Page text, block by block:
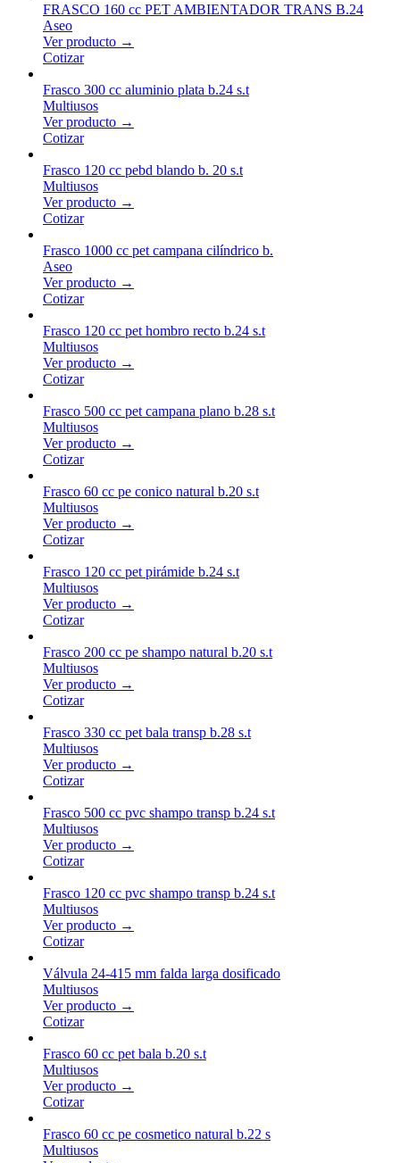
FRASCO 160 cc PET AMBIENTADOR TRANS B.24
Aseo
Ver producto →
Cotizar
Frasco 300 cc aluminio plata b.24 s.t
Multiusos
Ver producto →
Cotizar
Frasco 120 cc pebd blando b. 20 s.t
Multiusos
Ver producto →
Cotizar
Frasco 1000 cc pet campana cilíndrico b.
Aseo
Ver producto →
Cotizar
Frasco 120 cc pet hombro recto b.24 s.t
Multiusos
Ver producto →
Cotizar
Frasco 500 cc pet campana plano b.28 s.t
Multiusos
Ver producto →
Cotizar
Frasco 60 cc pe conico natural b.20 s.t
Multiusos
Ver producto →
Cotizar
Frasco 120 cc pet pirámide b.24 s.t
Multiusos
Ver producto →
Cotizar
Frasco 200 cc pe shampo natural b.20 s.t
Multiusos
Ver producto →
Cotizar
Frasco 330 cc pet bala transp b.28 s.t
Multiusos
Ver producto →
Cotizar
Frasco 500 cc pvc shampo transp b.24 s.t
Multiusos
Ver producto →
Cotizar
Frasco 120 cc pvc shampo transp b.24 s.t
Multiusos
Ver producto →
Cotizar
Válvula 24-415 mm falda larga dosificado
Multiusos
Ver producto →
Cotizar
Frasco 60 cc pet bala b.20 s.t
Multiusos
Ver producto →
Cotizar
Frasco 60 cc pe cosmetico natural b.22 s
Multiusos